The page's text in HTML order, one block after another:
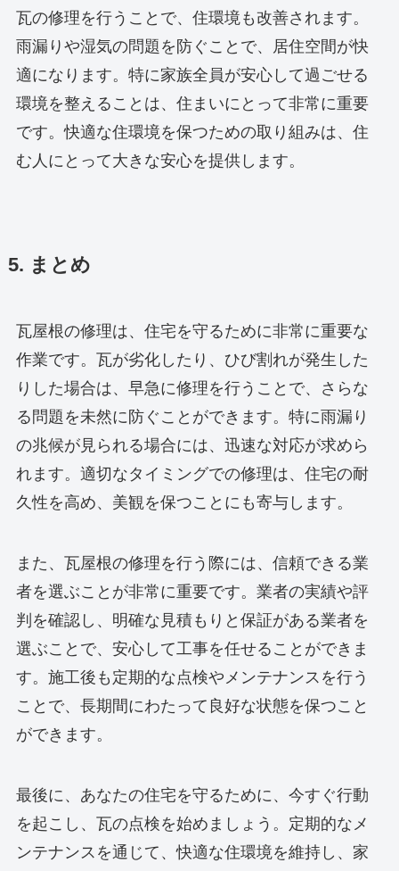
瓦の修理を行うことで、住環境も改善されます。
雨漏りや湿気の問題を防ぐことで、居住空間が快
適になります。特に家族全員が安心して過ごせる
環境を整えることは、住まいにとって非常に重要
です。快適な住環境を保つための取り組みは、住
む人にとって大きな安心を提供します。
5. まとめ
瓦屋根の修理は、住宅を守るために非常に重要な
作業です。瓦が劣化したり、ひび割れが発生した
りした場合は、早急に修理を行うことで、さらな
る問題を未然に防ぐことができます。特に雨漏り
の兆候が見られる場合には、迅速な対応が求めら
れます。適切なタイミングでの修理は、住宅の耐
久性を高め、美観を保つことにも寄与します。
また、瓦屋根の修理を行う際には、信頼できる業
者を選ぶことが非常に重要です。業者の実績や評
判を確認し、明確な見積もりと保証がある業者を
選ぶことで、安心して工事を任せることができま
す。施工後も定期的な点検やメンテナンスを行う
ことで、長期間にわたって良好な状態を保つこと
ができます。
最後に、あなたの住宅を守るために、今すぐ行動
を起こし、瓦の点検を始めましょう。定期的なメ
ンテナンスを通じて、快適な住環境を維持し、家